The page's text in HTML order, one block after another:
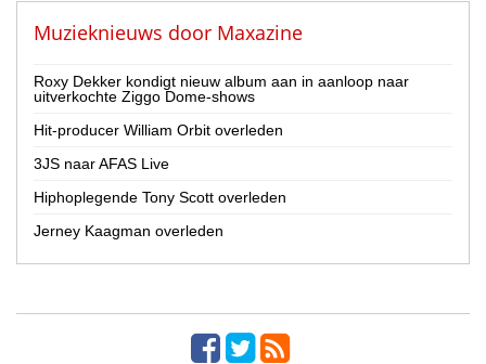
Muzieknieuws door Maxazine
Roxy Dekker kondigt nieuw album aan in aanloop naar
uitverkochte Ziggo Dome-shows
Hit-producer William Orbit overleden
3JS naar AFAS Live
Hiphoplegende Tony Scott overleden
Jerney Kaagman overleden